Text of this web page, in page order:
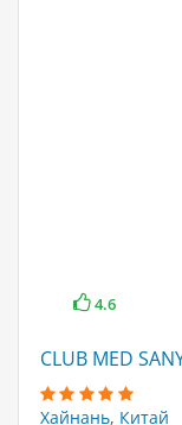
4.6
CLUB MED
Хайнань, Китай